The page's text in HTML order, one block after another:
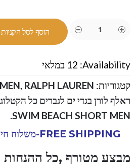
הוסף לסל הקניות
Availability: 12 במלאי
קטגוריות:
MEN, RALPH LAUREN-ראלף לורן
SWIM BEACH SHORT MEN
.
FREE SHIPPING-משלוח חינם
מבצע מטורף ,כל ההנחות